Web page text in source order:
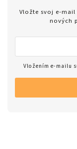
Vložte svoj e-
nových
Vložením e-mailu